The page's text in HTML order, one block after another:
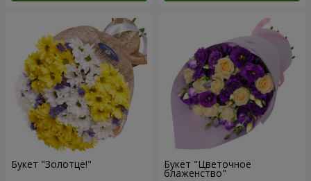
Букет "Золотце!" Букет "Цветочное
блаженство"